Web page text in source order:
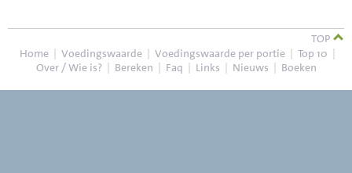
TOP
Home | Voedingswaarde | Voedingswaarde per portie | Top 10 |
Over / Wie is? | Bereken | Faq | Links | Nieuws | Boeken